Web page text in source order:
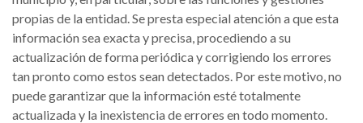
propias de la entidad. Se presta especial atención a que esta
información sea exacta y precisa, procediendo a su
actualización de forma periódica y corrigiendo los errores
tan pronto como estos sean detectados. Por este motivo, no
puede garantizar que la información esté totalmente
actualizada y la inexistencia de errores en todo momento.